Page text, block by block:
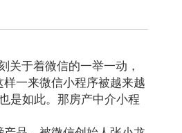
于着微信的一举一动，
一来微信小程序被越来越
是如此。那房产中介小程